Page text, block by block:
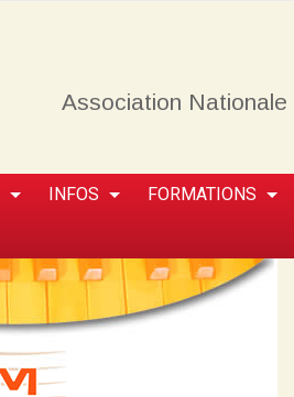
Association
INFOS FORMATIONS